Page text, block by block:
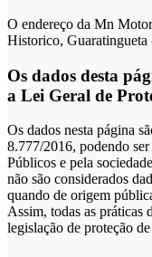
O endereço da Mn
Historico, Guaratingueta
Os dados desta
a Lei Geral de
Os dados nesta página
8.777/2016, podendo
Públicos e pela
não são considerados
quando de origem
Assim, todas as práticas
legislação de proteção